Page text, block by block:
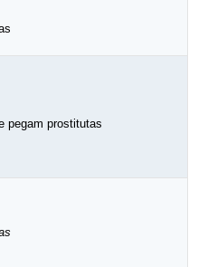
pegam prostitutas